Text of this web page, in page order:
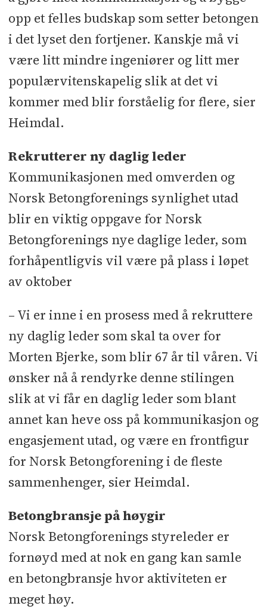
opp et felles budskap som setter betongen
i det lyset den fortjener. Kanskje må vi
være litt mindre ingeniører og litt mer
populærvitenskapelig slik at det vi
kommer med blir forståelig for flere, sier
Heimdal.
Rekrutterer ny daglig leder
Kommunikasjonen med omverden og
Norsk Betongforenings synlighet utad
blir en viktig oppgave for Norsk
Betongforenings nye daglige leder, som
forhåpentligvis vil være på plass i løpet
av oktober
– Vi er inne i en prosess med å rekruttere
ny daglig leder som skal ta over for
Morten Bjerke, som blir 67 år til våren. Vi
ønsker nå å rendyrke denne stilingen
slik at vi får en daglig leder som blant
annet kan heve oss på kommunikasjon og
engasjement utad, og være en frontfigur
for Norsk Betongforening i de fleste
sammenhenger, sier Heimdal.
Betongbransje på høygir
Norsk Betongforenings styreleder er
fornøyd med at nok en gang kan samle
en betongbransje hvor aktiviteten er
meget høy.